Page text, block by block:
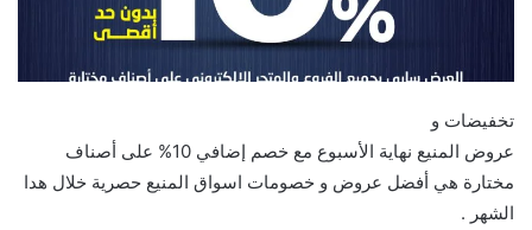
تخفيضات و
عروض المنيع نهاية الأسبوع مع خصم إضافي 10% على أصناف
مختارة هي أفضل عروض و خصومات اسواق المنيع حصرية خلال هدا
الشهر .